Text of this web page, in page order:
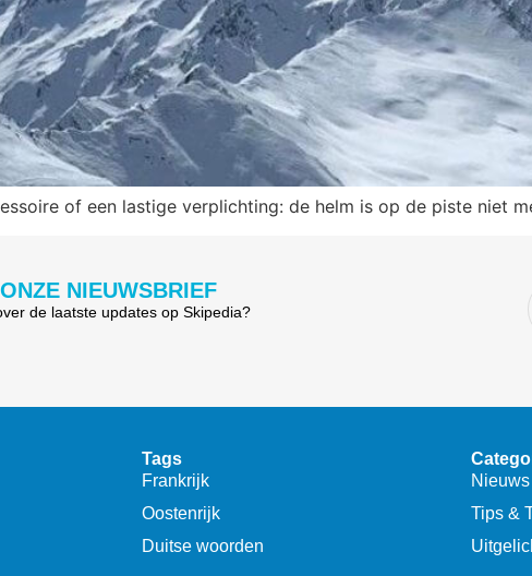
of een lastige verplichting: de helm is op de piste niet
NIEUWSBRIEF
de laatste updates op Skipedia?
Tags
Frankrijk
Oostenrijk
Duitse woorden
Nieuws
Tips &